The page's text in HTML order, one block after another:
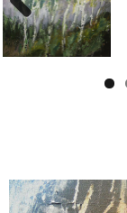
Previous